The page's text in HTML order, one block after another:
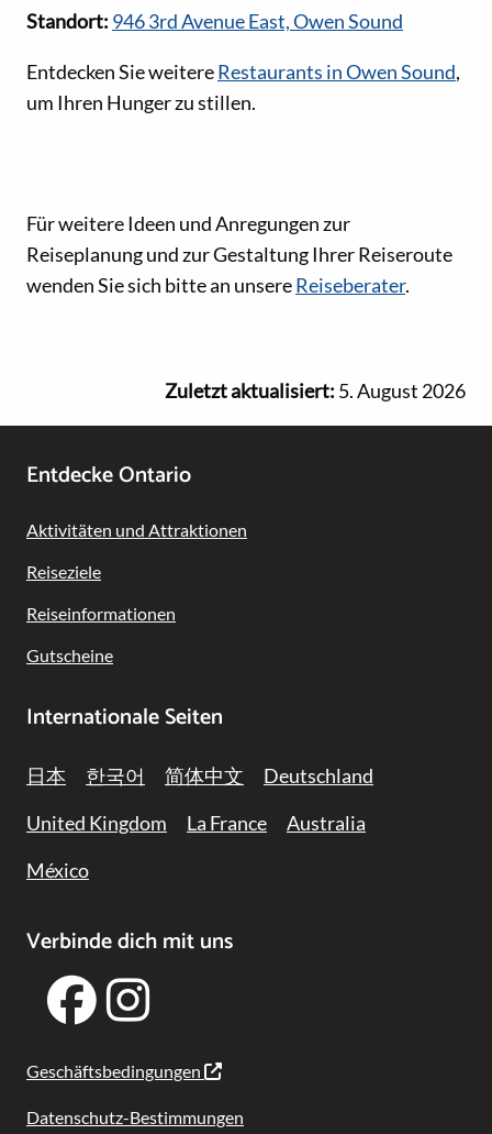
Standort: 946 3rd Avenue East, Owen Sound
Entdecken Sie weitereRestaurants in Owen Sound,
um Ihren Hunger zu stillen.
Für weitere Ideen und Anregungen zur
Reiseplanung und zur Gestaltung Ihrer Reiseroute
wenden Sie sich bitte an unsereReiseberater.
Zuletzt aktualisiert: 5. August 2026
Footer
Navigation
Entdecke Ontario
Aktivitäten und Attraktionen
Reiseziele
Reiseinformationen
Gutscheine
Internationale Seiten
日本 한국어 简体中文
Deutschland
United Kingdom
La France
Australia
México
Geschäftsbedingungen
Datenschutz-Bestimmungen
Verbinde dich mit uns